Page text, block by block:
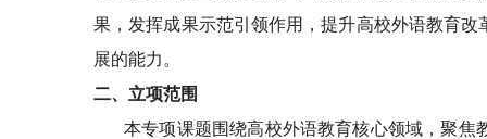
果，发挥成果示范引领作用，提升高校外语教育
展的能力。
二、立项范围
本专项课题围绕高校外语教育核心领域，聚